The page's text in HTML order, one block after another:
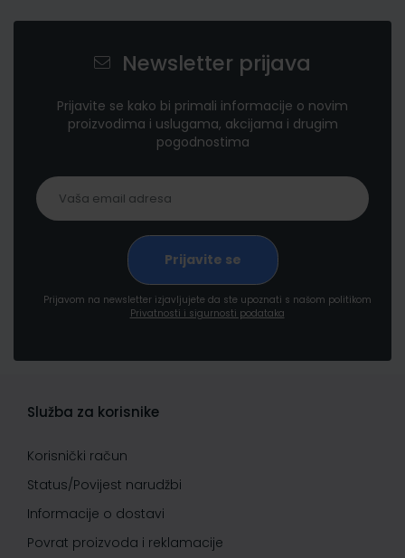
Newsletter prijava
Prijavite se kako bi primali informacije o novim
proizvodima i uslugama, akcijama i drugim
pogodnostima
Prijavom na newsletter izjavljujete da ste upoznati s našom politikom
Privatnosti i sigurnosti podataka
Služba za korisnike
Korisnički račun
Status/Povijest narudžbi
Informacije o dostavi
Povrat proizvoda i reklamacije